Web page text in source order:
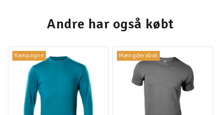
Andre har også købt
Kampagne Mængderabat